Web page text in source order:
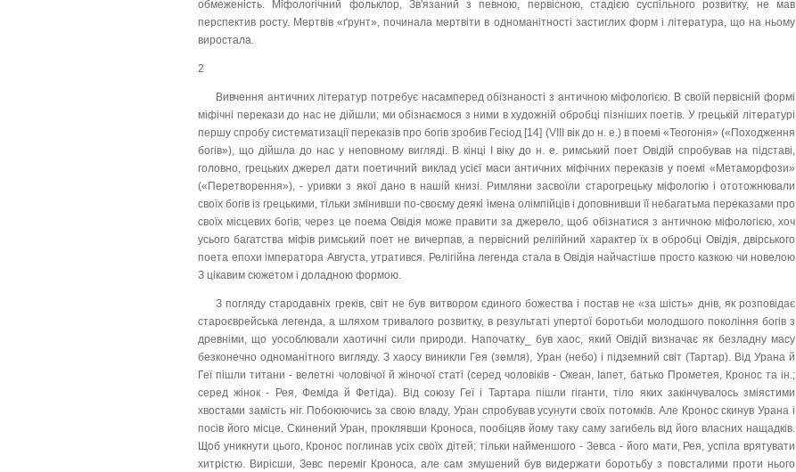
обмеженість. Міфологічний фольклор, Зв'язаний з певною, первісною, стадією суспільного розвитку, не мав
перспектив росту. Мертвів «ґрунт», починала мертвіти в одноманітності застиглих форм і література, що на ньому
виростала.
2
Вивчення античних літератур потребує насамперед обізнаності з античною міфологією. В своїй первісній формі
міфічні перекази до нас не дійшли; ми обізнаємося з ними в художній обробці пізніших поетів. У грецькій літературі
першу спробу систематизації переказів про богів зробив Гесіод [14] (VIII вік до н. е.) в поемі «Теогонія» («Походження
богів»), що дійшла до нас у неповному вигляді. В кінці І віку до н. е. римський поет Овідій спробував на підставі,
головно, грецьких джерел дати поетичний виклад усієї маси античних міфічних переказів у поемі «Метаморфози»
(«Перетворення»), - уривки з якої дано в нашій книзі. Римляни засвоїли старогрецьку міфологію і ототожнювали
своїх богів із грецькими, тільки змінивши по-своєму деякі імена олімпійців і доповнивши її небагатьма переказами про
своїх місцевих богів; через це поема Овідія може правити за джерело, щоб обізнатися з античною міфологією, хоч
усього багатства міфів римський поет не вичерпав, а первісний релігійний характер їх в обробці Овідія, двірського
поета епохи імператора Августа, утратився. Релігійна легенда стала в Овідія найчастіше просто казкою чи новелою
З цікавим сюжетом і доладною формою.
З погляду стародавніх греків, світ не був витвором єдиного божества і постав не «за шість» днів, як розповідає
староєврейська легенда, а шляхом тривалого розвитку, в результаті упертої боротьби молодшого покоління богів з
древніми, що уособлювали хаотичні сили природи. Напочатку_ був хаос, який Овідій визначає як безладну масу
безконечно одноманітного вигляду. З хаосу виникли Гея (земля), Уран (небо) і підземний світ (Тартар). Від Урана й
Геї пішли титани - велетні чоловічої й жіночої статі (серед чоловіків - Океан, Іапет, батько Прометея, Кронос та ін.;
серед жінок - Рея, Феміда й Фетіда). Від союзу Геї і Тартара пішли гіганти, тіло яких закінчувалось зміястими
хвостами замість ніг. Побоюючись за свою владу, Уран спробував усунути своїх потомків. Але Кронос скинув Урана і
посів його місце. Скинений Уран, проклявши Кроноса, пообіцяв йому таку саму загибель від його власних нащадків.
Щоб уникнути цього, Кронос поглинав усіх своїх дітей; тільки найменшого - Зевса - його мати, Рея, успіла врятувати
хитрістю. Вирісши, Зевс переміг Кроноса, але сам змушений був видержати боротьбу з повсталими проти нього